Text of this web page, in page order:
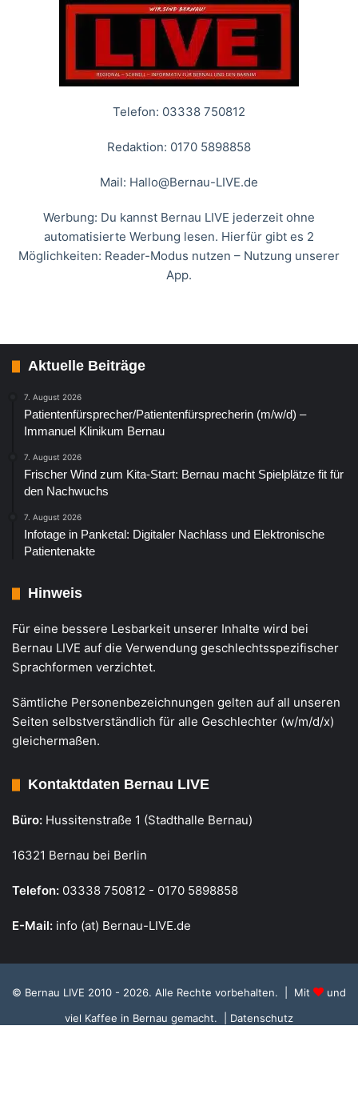
Telefon: 03338 750812
Redaktion: 0170 5898858
Mail: Hallo@Bernau-LIVE.de
Werbung: Du kannst Bernau LIVE jederzeit ohne
automatisierte Werbung lesen. Hierfür gibt es 2
Möglichkeiten: Reader-Modus nutzen – Nutzung unserer
App.
Aktuelle Beiträge
7. August 2026
Patientenfürsprecher/Patientenfürsprecherin (m/w/d) –
Immanuel Klinikum Bernau
7. August 2026
Frischer Wind zum Kita-Start: Bernau macht Spielplätze fit für
den Nachwuchs
7. August 2026
Infotage in Panketal: Digitaler Nachlass und Elektronische
Patientenakte
Hinweis
Für eine bessere Lesbarkeit unserer Inhalte wird bei
Bernau LIVE auf die Verwendung geschlechtsspezifischer
Sprachformen verzichtet.
Sämtliche Personenbezeichnungen gelten auf all unseren
Seiten selbstverständlich für alle Geschlechter (w/m/d/x)
gleichermaßen.
Kontaktdaten Bernau LIVE
Büro: Hussitenstraße 1 (Stadthalle Bernau)
16321 Bernau bei Berlin
Telefon: 03338 750812 - 0170 5898858
E-Mail: info (at) Bernau-LIVE.de
© Bernau LIVE 2010 - 2026. Alle Rechte vorbehalten. | Mit
und
viel Kaffee in Bernau gemacht.
| Datenschutz